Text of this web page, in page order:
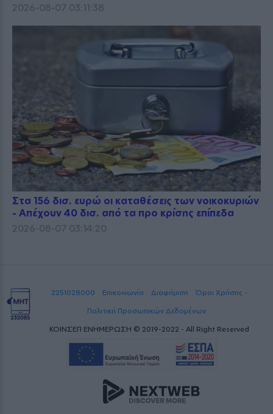
2026-08-07 03:11:38
Στα 156 δισ. ευρώ οι καταθέσεις των νοικοκυριών
- Απέχουν 40 δισ. από τα προ κρίσης επίπεδα
2026-08-07 03:14:20
2251028000 Επικοινωνία Διαφήμιση
Όροι Χρήσης -
Πολιτική Προσωπικών Δεδομένων
ΚΟΙΝΣΕΠ ΕΝΗΜΕΡΩΣΗ © 2019-2022 - All Right Reserved